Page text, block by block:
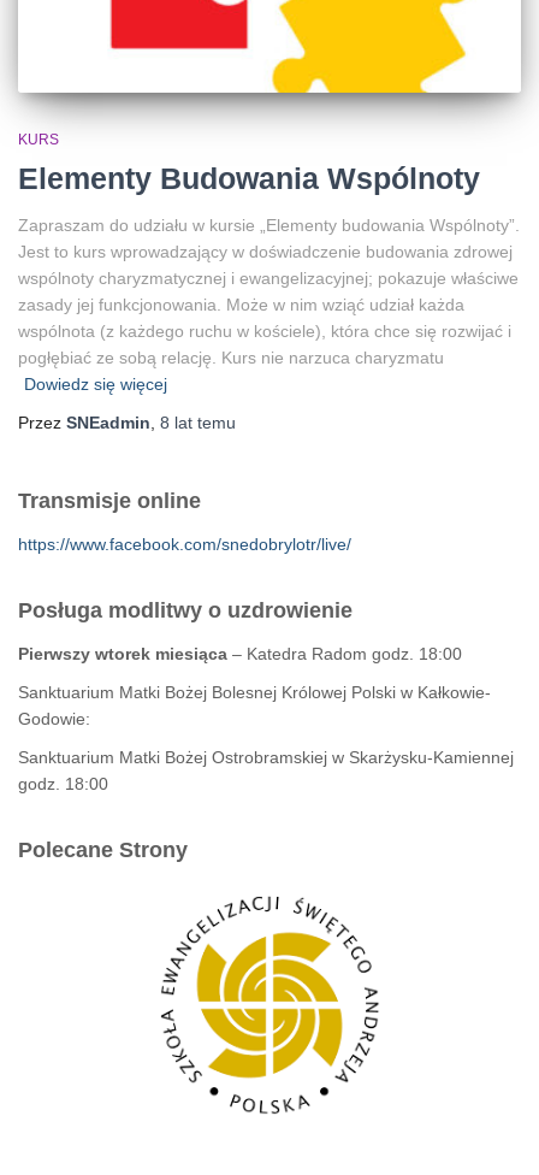
KURS
Elementy Budowania Wspólnoty
Zapraszam do udziału w kursie „Elementy budowania Wspólnoty”.
Jest to kurs wprowadzający w doświadczenie budowania zdrowej
wspólnoty charyzmatycznej i ewangelizacyjnej; pokazuje właściwe
zasady jej funkcjonowania. Może w nim wziąć udział każda
wspólnota (z każdego ruchu w kościele), która chce się rozwijać i
pogłębiać ze sobą relację. Kurs nie narzuca charyzmatu
Dowiedz się więcej
Przez SNEadmin 8 lat temu
Transmisje online
https://www.facebook.com/snedobrylotr/live/
Posługa modlitwy o uzdrowienie
Pierwszy wtorek miesiąca – Katedra Radom godz. 18:00
Sanktuarium Matki Bożej Bolesnej Królowej Polski w Kałkowie-
Godowie:
Sanktuarium Matki Bożej Ostrobramskiej w Skarżysku-Kamiennej
godz. 18:00
Polecane Strony